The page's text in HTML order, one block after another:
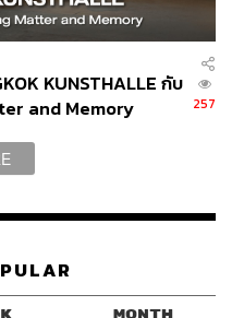
KUNSTHALLE กับ
and Memory
257